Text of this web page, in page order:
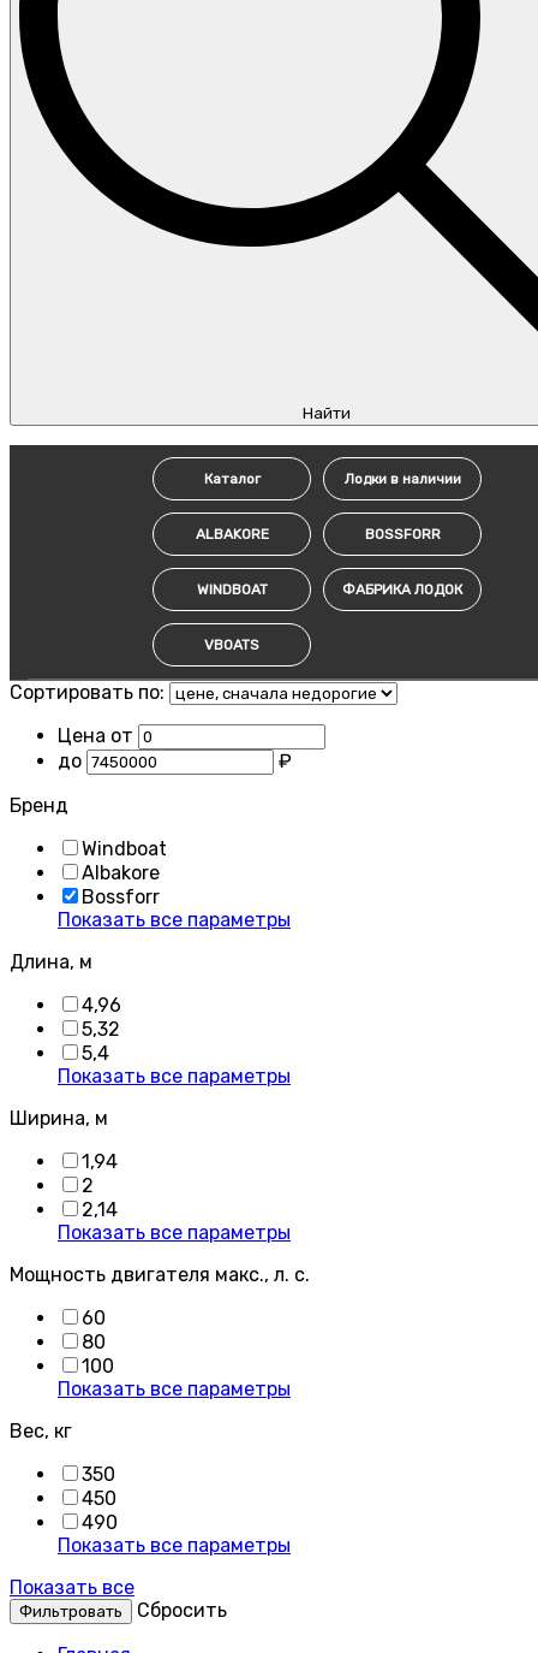
Найти
Каталог Лодки в наличии
ALBAKORE BOSSFORR
WINDBOAT ФАБРИКА ЛОДОК
VBOATS
Сортировать по:
Цена от
до
₽
Бренд
Windboat
Albakore
Bossforr
Показать все параметры
Длина, м
4,96
5,32
5,4
Показать все параметры
Ширина, м
1,94
2
2,14
Показать все параметры
Мощность двигателя макс., л. с.
60
80
100
Показать все параметры
Вес, кг
350
450
490
Показать все параметры
Показать все
Cбросить